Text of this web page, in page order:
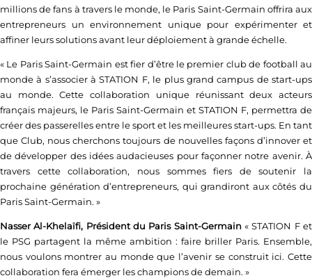
millions de fans à travers le monde, le Paris Saint-Germain offrira aux
entrepreneurs un environnement unique pour expérimenter et
affiner leurs solutions avant leur déploiement à grande échelle.
« Le Paris Saint-Germain est fier d’être le premier club de football au
monde à s’associer à STATION F, le plus grand campus de start-ups
au monde. Cette collaboration unique réunissant deux acteurs
français majeurs, le Paris Saint-Germain et STATION F, permettra de
créer des passerelles entre le sport et les meilleures start-ups. En tant
que Club, nous cherchons toujours de nouvelles façons d’innover et
de développer des idées audacieuses pour façonner notre avenir. À
travers cette collaboration, nous sommes fiers de soutenir la
prochaine génération d’entrepreneurs, qui grandiront aux côtés du
Paris Saint-Germain. »
Nasser Al-Khelaïfi, Président du Paris Saint-Germain« STATION F et
le PSG partagent la même ambition : faire briller Paris. Ensemble,
nous voulons montrer au monde que l’avenir se construit ici. Cette
collaboration fera émerger les champions de demain. »